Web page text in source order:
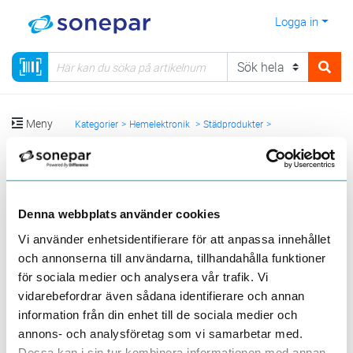
Denna webbplats använder cookies
Vi använder enhetsidentifierare för att anpassa innehållet
och annonserna till användarna, tillhandahålla funktioner
för sociala medier och analysera vår trafik. Vi
vidarebefordrar även sådana identifierare och annan
information från din enhet till de sociala medier och
annons- och analysföretag som vi samarbetar med.
Logga in
Meny Kategorier Hemelektronik Städprodukter
Våtdammsugare
Sortera
Sida < 1 > Per sida 20 50 100 200
MILWAUKEE
Filter 3 st